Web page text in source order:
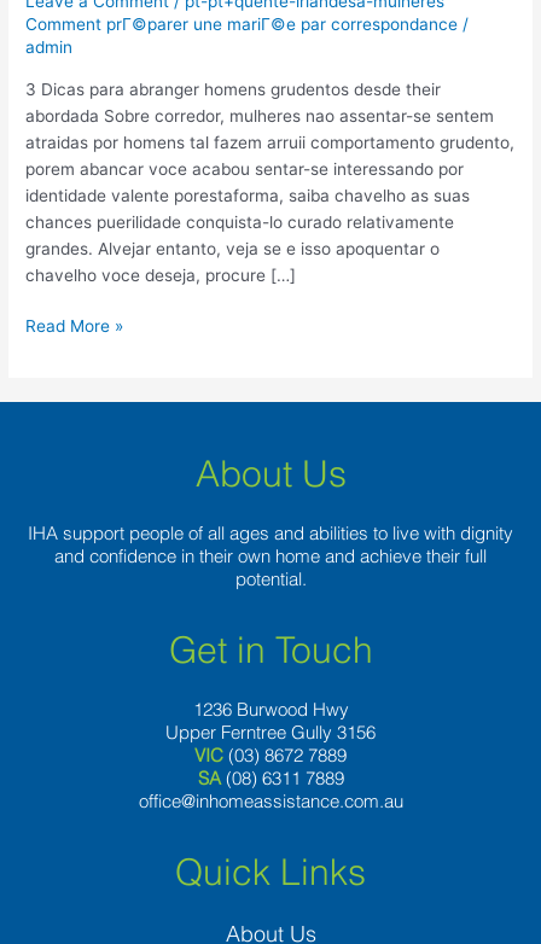
Comment prГ©parer une mariГ©e par correspondance /
admin
3 Dicas para abranger homens grudentos desde their
abordada Sobre corredor, mulheres nao assentar-se sentem
atraidas por homens tal fazem arruii comportamento grudento,
porem abancar voce acabou sentar-se interessando por
identidade valente porestaforma, saiba chavelho as suas
chances puerilidade conquista-lo curado relativamente
grandes. Alvejar entanto, veja se e isso apoquentar o
chavelho voce deseja, procure […]
homens
grudentos
their
abordada
Read More »
About Us
IHA support people of all ages and abilities to live with dignity
and confidence in their own home and achieve their full
potential.
Get in Touch
1236 Burwood Hwy
Upper Ferntree Gully 3156
VIC (03) 8672 7889
SA (08) 6311 7889
office@inhomeassistance.com.au
Quick Links
About Us